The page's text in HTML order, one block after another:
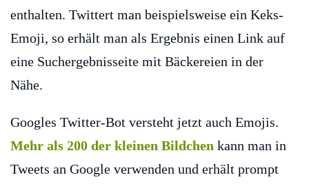
enthalten. Twittert man beispielsweise ein Keks-
Emoji, so erhält man als Ergebnis einen Link auf
eine Suchergebnisseite mit Bäckereien in der
Nähe.
Googles Twitter-Bot versteht jetzt auch Emojis.
Mehr als 200 der kleinen Bildchen kann man in
Tweets an Google verwenden und erhält prompt